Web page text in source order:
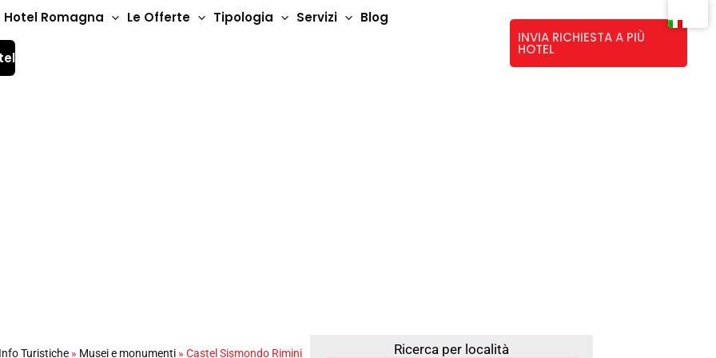
Hotel Romagna Le Offerte Tipologia Servizi Blog
INVIA RICHIESTA A PIÙ
HOTEL
Info Turistiche » Musei e monumenti » Castel Sismondo Rimini Ricerca per località